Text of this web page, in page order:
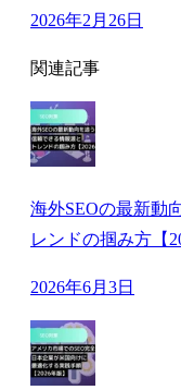
2026年2月26日
関連記事
海外SEOの最新動
レンドの掴み方【
2026年6月3日